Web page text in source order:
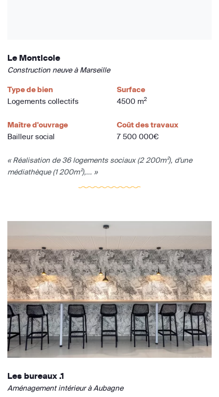
Le Monticole
Construction neuve à Marseille
Type de bien
Logements collectifs
Surface
4500 m2
Maître d'ouvrage
Bailleur social
Coût des travaux
7 500 000€
« Réalisation de 36 logements sociaux (2 200m²), d'une
médiathèque (1 200m²),... »
Les bureaux .1
Aménagement intérieur à Aubagne